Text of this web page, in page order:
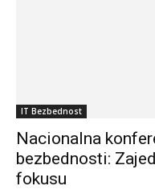
IT Bezbednost
Nacionalna
bezbednosti:
fokusu